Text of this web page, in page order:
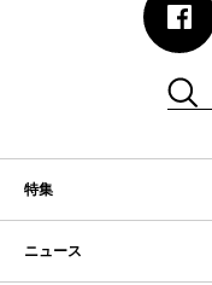
特集
ニュース